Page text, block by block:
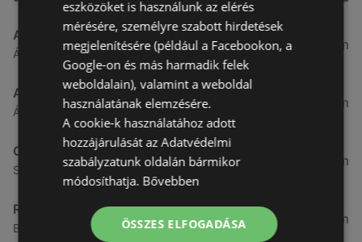
Aldi
Ágfalvi út 4/A., 9400 Sopron
3,26 km
ALDI
Ágfalvi út 4/a, 9400 Sopron
3,26 km
CBA
Somfalvi u. 14., 9400 Sopron
3,31 km
Reál
Besenyő u. 16., 9400 Sopron
3,32 km
eszközöket is használunk az elérés
mérésére, személyre szabott hirdetések
megjelenítésére (például a Facebookon, a
Google-on és más harmadik felek
weboldalain), valamint a weboldal
használatának elemzésére.
A cookie-k használatához adott
hozzájárulását az Adatvédelmi
szabályzatunk oldalán bármikor
módosíthatja. Bővebben
ÖSSZES ELFOGADÁSA